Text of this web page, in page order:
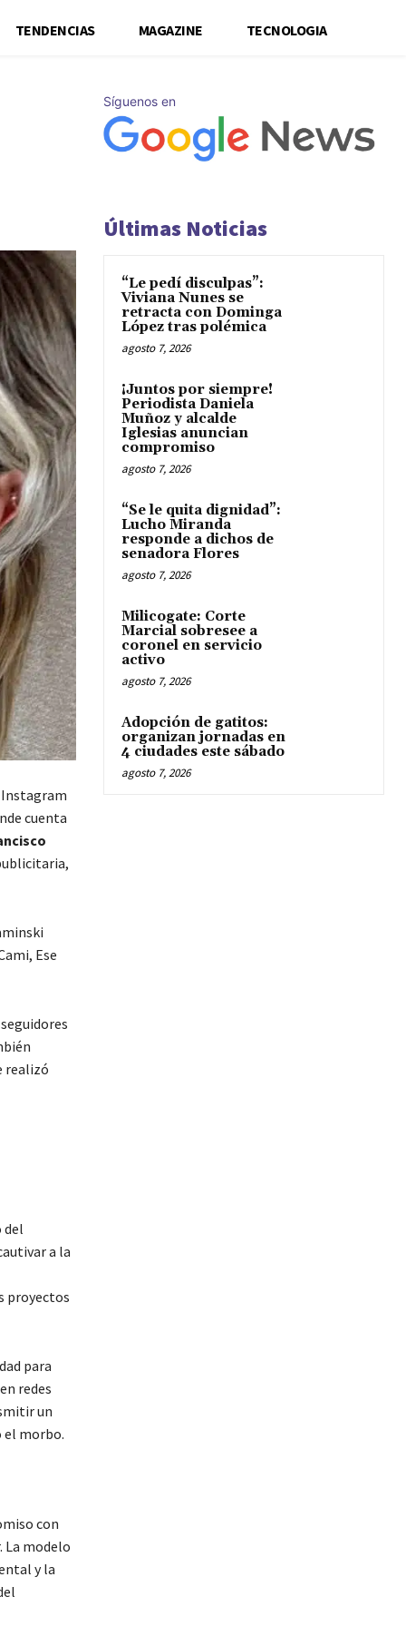
TENDENCIAS MAGAZINE TECNOLOGIA
Instagram
cuenta
, Ese
realizó
del
a la
proyectos
para
redes
un
el morbo.
con
La modelo
y la
Síguenos en
Últimas Noticias
“Le pedí disculpas”:
Viviana Nunes se
retracta con Dominga
López tras polémica
agosto 7, 2026
¡Juntos por siempre!
Periodista Daniela
Muñoz y alcalde
Iglesias anuncian
compromiso
agosto 7, 2026
“Se le quita dignidad”:
Lucho Miranda
responde a dichos de
senadora Flores
agosto 7, 2026
Milicogate: Corte
Marcial sobresee a
coronel en servicio
activo
agosto 7, 2026
Adopción de gatitos:
organizan jornadas en
4 ciudades este sábado
agosto 7, 2026